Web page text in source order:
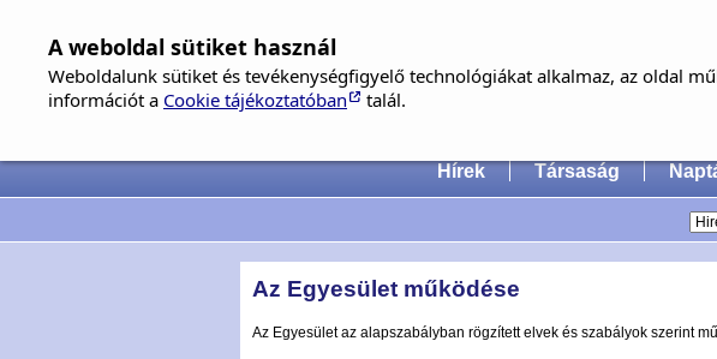
Hírek Társaság
Az Egyesület működése
Az Egyesület az alapszabályban rögzített elvek és szabályok szerint
A weboldal sütiket használ
Weboldalunk sütiket és tevékenységfigyelő technológiákat alkalmaz, az oldal
információt a Cookie tájékoztatóban talál.